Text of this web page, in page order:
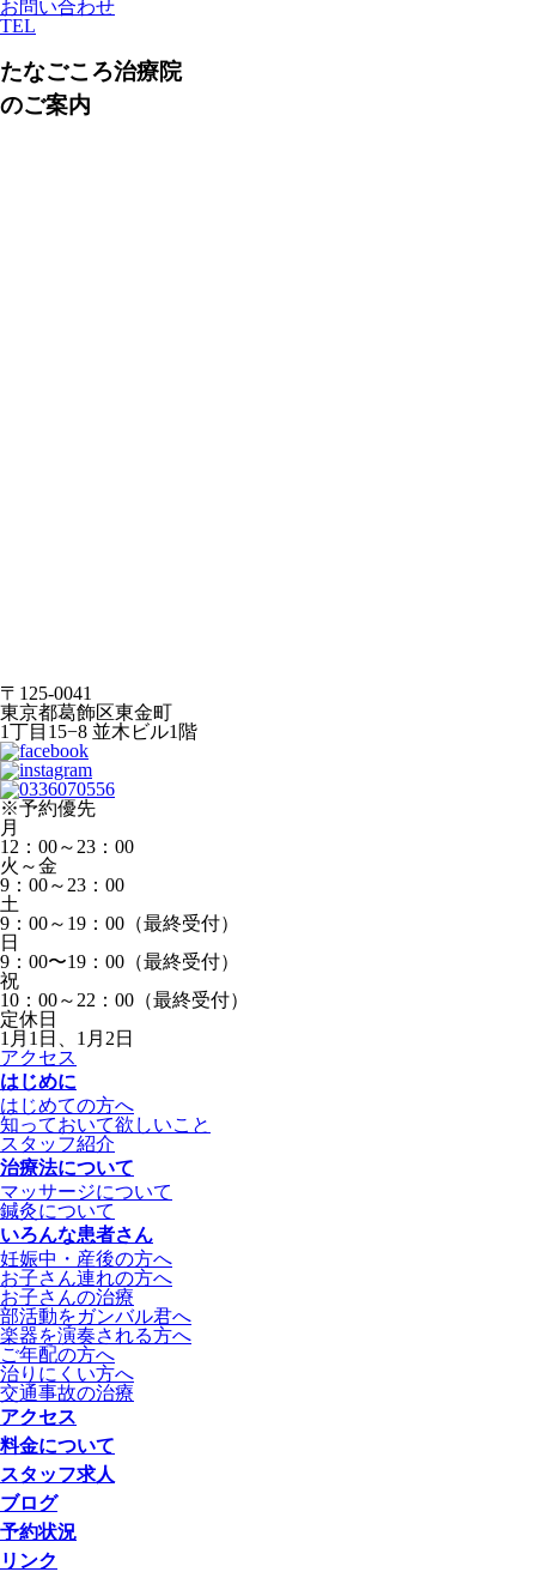
お問い合わせ
TEL
たなごころ治療院
のご案内
〒125-0041
東京都葛飾区東金町
1丁目15−8 並木ビル1階
※予約優先
月
12：00～23：00
火～金
9：00～23：00
土
9：00～19：00（最終受付）
日
9：00〜19：00（最終受付）
祝
10：00～22：00（最終受付）
定休日
1月1日、1月2日
アクセス
はじめに
はじめての方へ
知っておいて欲しいこと
スタッフ紹介
治療法について
マッサージについて
鍼灸について
いろんな患者さん
妊娠中・産後の方へ
お子さん連れの方へ
お子さんの治療
部活動をガンバル君へ
楽器を演奏される方へ
ご年配の方へ
治りにくい方へ
交通事故の治療
アクセス
料金について
スタッフ求人
ブログ
予約状況
リンク